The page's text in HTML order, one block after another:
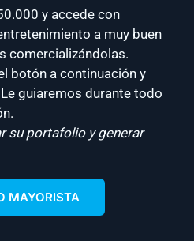
y accede con
a muy buen
comercializándolas.
botón a continuación y
guiaremos durante todo
su portafolio y generar
MAYORISTA